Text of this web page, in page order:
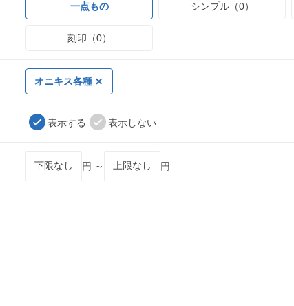
一点もの シンプル（0）
刻印（0）
オニキス各種
表示する 表示しない
円 ～ 円